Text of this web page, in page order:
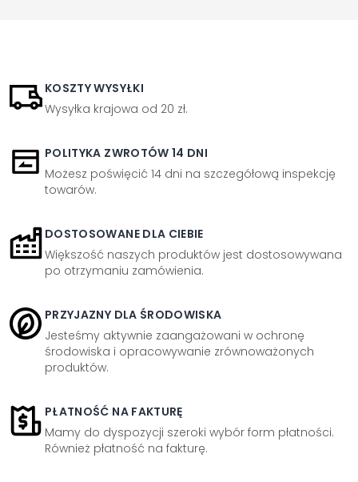
KOSZTY WYSYŁKI
Wysyłka krajowa od 20 zł.
POLITYKA ZWROTÓW 14 DNI
Możesz poświęcić 14 dni na szczegółową inspekcję
towarów.
DOSTOSOWANE DLA CIEBIE
Większość naszych produktów jest dostosowywana
po otrzymaniu zamówienia.
PRZYJAZNY DLA ŚRODOWISKA
Jesteśmy aktywnie zaangażowani w ochronę
środowiska i opracowywanie zrównoważonych
produktów.
PŁATNOŚĆ NA FAKTURĘ
Mamy do dyspozycji szeroki wybór form płatności.
Również płatność na fakturę.